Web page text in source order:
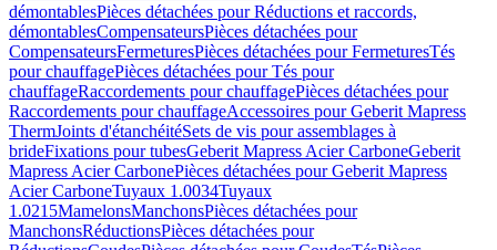
démontablesPièces détachées pour Réductions et raccords,
démontablesCompensateursPièces détachées pour
CompensateursFermeturesPièces détachées pour FermeturesTés
pour chauffagePièces détachées pour Tés pour
chauffageRaccordements pour chauffagePièces détachées pour
Raccordements pour chauffageAccessoires pour Geberit Mapress
ThermJoints d'étanchéitéSets de vis pour assemblages à
brideFixations pour tubesGeberit Mapress Acier CarboneGeberit
Mapress Acier CarbonePièces détachées pour Geberit Mapress
Acier CarboneTuyaux 1.0034Tuyaux
1.0215MamelonsManchonsPièces détachées pour
ManchonsRéductionsPièces détachées pour